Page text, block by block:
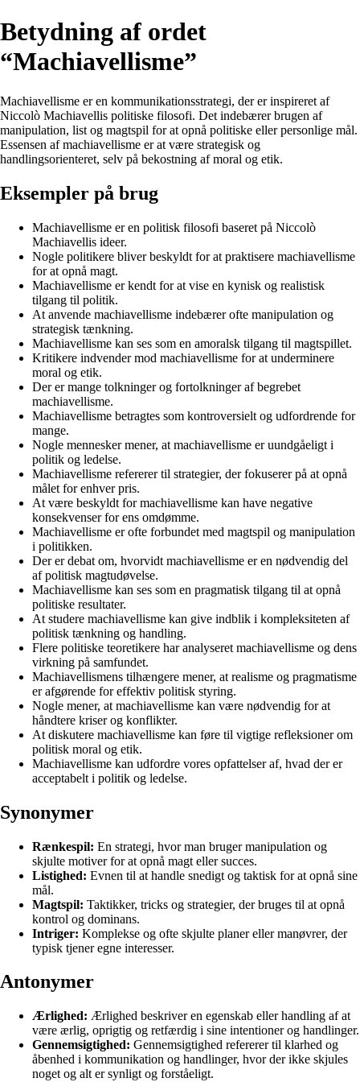
Betydning af ordet
“Machiavellisme”
Machiavellisme er en kommunikationsstrategi, der er inspireret af
Niccolò Machiavellis politiske filosofi. Det indebærer brugen af
manipulation, list og magtspil for at opnå politiske eller personlige mål.
Essensen af machiavellisme er at være strategisk og
handlingsorienteret, selv på bekostning af moral og etik.
Eksempler på brug
Machiavellisme er en politisk filosofi baseret på Niccolò
Machiavellis ideer.
Nogle politikere bliver beskyldt for at praktisere machiavellisme
for at opnå magt.
Machiavellisme er kendt for at vise en kynisk og realistisk
tilgang til politik.
At anvende machiavellisme indebærer ofte manipulation og
strategisk tænkning.
Machiavellisme kan ses som en amoralsk tilgang til magtspillet.
Kritikere indvender mod machiavellisme for at underminere
moral og etik.
Der er mange tolkninger og fortolkninger af begrebet
machiavellisme.
Machiavellisme betragtes som kontroversielt og udfordrende for
mange.
Nogle mennesker mener, at machiavellisme er uundgåeligt i
politik og ledelse.
Machiavellisme refererer til strategier, der fokuserer på at opnå
målet for enhver pris.
At være beskyldt for machiavellisme kan have negative
konsekvenser for ens omdømme.
Machiavellisme er ofte forbundet med magtspil og manipulation
i politikken.
Der er debat om, hvorvidt machiavellisme er en nødvendig del
af politisk magtudøvelse.
Machiavellisme kan ses som en pragmatisk tilgang til at opnå
politiske resultater.
At studere machiavellisme kan give indblik i kompleksiteten af
politisk tænkning og handling.
Flere politiske teoretikere har analyseret machiavellisme og dens
virkning på samfundet.
Machiavellismens tilhængere mener, at realisme og pragmatisme
er afgørende for effektiv politisk styring.
Nogle mener, at machiavellisme kan være nødvendig for at
håndtere kriser og konflikter.
At diskutere machiavellisme kan føre til vigtige refleksioner om
politisk moral og etik.
Machiavellisme kan udfordre vores opfattelser af, hvad der er
acceptabelt i politik og ledelse.
Synonymer
Rænkespil: En strategi, hvor man bruger manipulation og
skjulte motiver for at opnå magt eller succes.
Listighed: Evnen til at handle snedigt og taktisk for at opnå sine
mål.
Magtspil: Taktikker, tricks og strategier, der bruges til at opnå
kontrol og dominans.
Intriger: Komplekse og ofte skjulte planer eller manøvrer, der
typisk tjener egne interesser.
Antonymer
Ærlighed: Ærlighed beskriver en egenskab eller handling af at
være ærlig, oprigtig og retfærdig i sine intentioner og handlinger.
Gennemsigtighed: Gennemsigtighed refererer til klarhed og
åbenhed i kommunikation og handlinger, hvor der ikke skjules
noget og alt er synligt og forståeligt.